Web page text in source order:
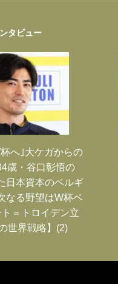
タビュー
へ｣大ケガからの
歳・谷口彰悟の
日本資本のベルギ
なる野望はW杯ベ
＝トロイデン立
世界戦略】(2)